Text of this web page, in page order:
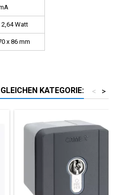
2,64 Watt
x 86 mm
KATEGORIE: >
<